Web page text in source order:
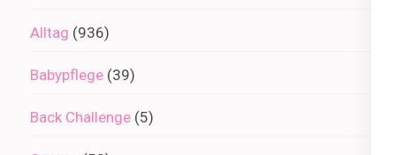
Alltag (936)
Babypflege (39)
Back Challenge (5)